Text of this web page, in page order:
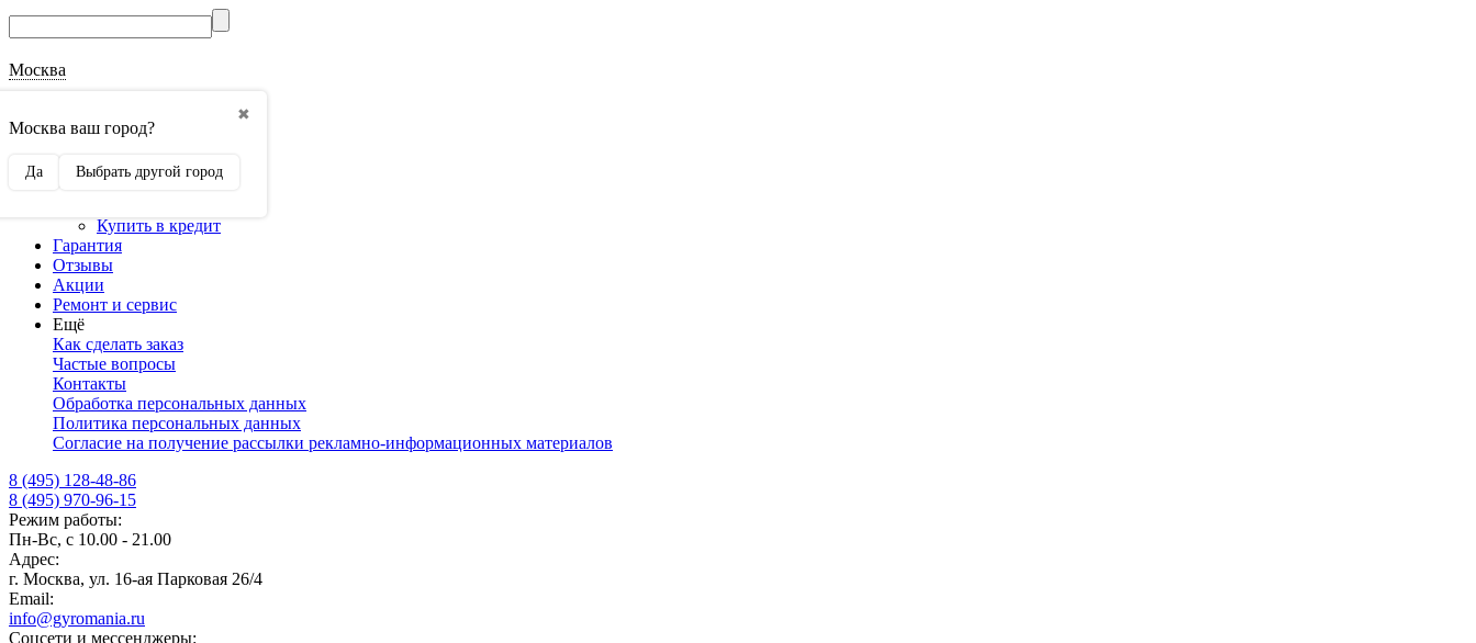
Москва
✖
Москва ваш город?
Да Выбрать другой город
Наши реквизиты
Оптовикам
Сотрудничество
Купить в кредит
Гарантия
Отзывы
Акции
Ремонт и сервис
Ещё
Как сделать заказ
Частые вопросы
Контакты
Обработка персональных данных
Политика персональных данных
Согласие на получение рассылки рекламно-информационных материалов
8 (495) 128-48-86
8 (495) 970-96-15
Режим работы:
Пн-Вс, с 10.00 - 21.00
Адрес:
г. Москва, ул. 16-ая Парковая 26/4
Email:
info@gyromania.ru
Соцсети и мессенджеры: